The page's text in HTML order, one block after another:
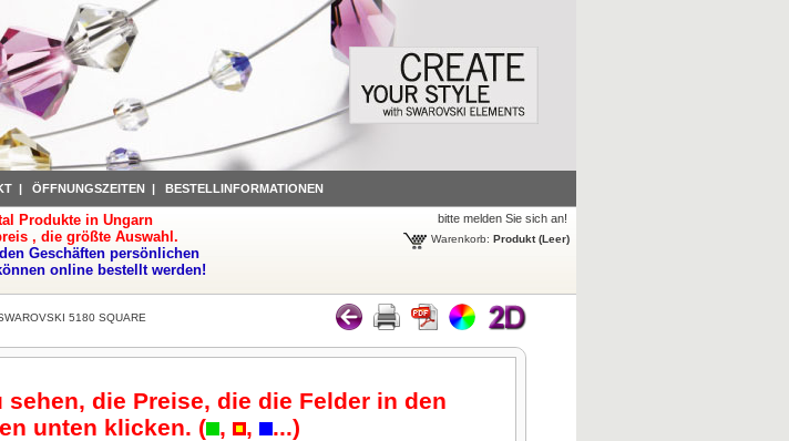
| ÖFFNUNGSZEITEN | BESTELLINFORMATIONEN
Produkte in Ungarn
, die größte Auswahl.
Geschäften persönlichen
online bestellt werden!
bitte melden Sie sich an!
Warenkorb: Produkt (Leer)
5180 SQUARE
sehen, die Preise, die die Felder in den
unten klicken. ( , , ...)